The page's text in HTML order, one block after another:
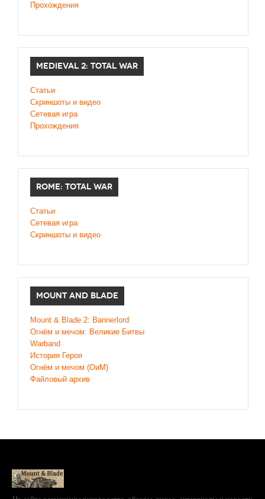
Прохождения
MEDIEVAL 2: TOTAL WAR
Статьи
Скриншоты и видео
Сетевая игра
Прохождения
ROME: TOTAL WAR
Статьи
Сетевая игра
Скриншоты и видео
MOUNT AND BLADE
Mount & Blade 2: Bannerlord
Огнём и мечом: Великие Битвы
Warband
История Героя
Огнём и мечом (ОиМ)
Файловый архив